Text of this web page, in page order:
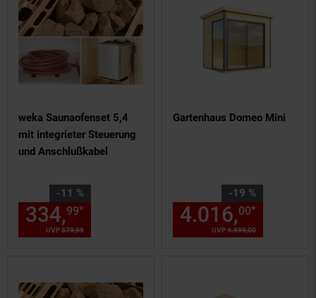
weka Saunaofenset 5,4
mit integrieter Steuerung
und Anschlußkabel
-11 %
Sie Sparen 11 Prozent,
UVP379,99
334,99* Aktueller Preis: 334,
Gartenhaus Domeo Mini
-19 %
Sie Sparen 19 Prozent,
UVP4.999,00
4.016,00*